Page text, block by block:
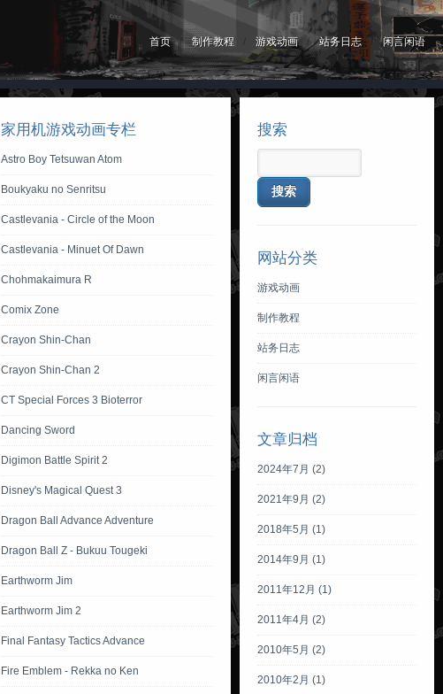
首页 制作教程 游戏动画 站务日志 闲言闲语
家用机游戏动画专栏
Astro Boy Tetsuwan Atom
Boukyaku no Senritsu
Castlevania - Circle of the Moon
Castlevania - Minuet Of Dawn
Chohmakaimura R
Comix Zone
Crayon Shin-Chan
Crayon Shin-Chan 2
CT Special Forces 3 Bioterror
Dancing Sword
Digimon Battle Spirit 2
Disney's Magical Quest 3
Dragon Ball Advance Adventure
Dragon Ball Z - Bukuu Tougeki
Earthworm Jim
Earthworm Jim 2
Final Fantasy Tactics Advance
Fire Emblem - Rekka no Ken
搜索
网站分类
游戏动画
制作教程
站务日志
闲言闲语
文章归档
2024年7月 (2)
2021年9月 (2)
2018年5月 (1)
2014年9月 (1)
2011年12月 (1)
2011年4月 (2)
2010年5月 (2)
2010年2月 (1)